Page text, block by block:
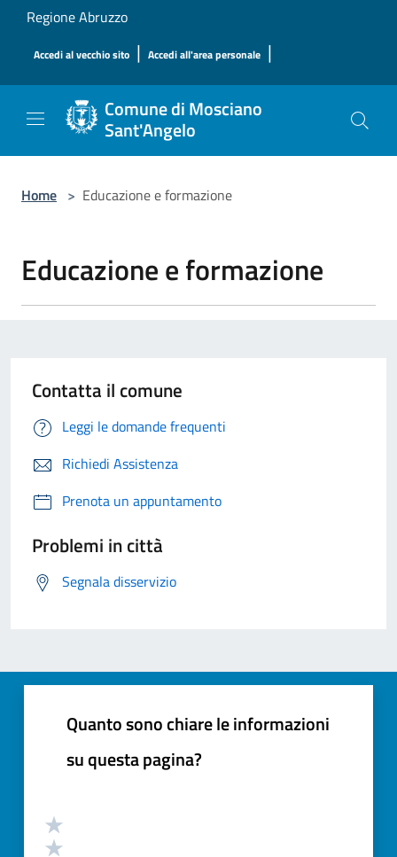
Salta al contenuto principale
Regione Abruzzo
Accedi al vecchio sito | Accedi all'area personale |
Comune di Mosciano
Sant'Angelo
Home > Educazione e formazione
Educazione e formazione
Contatta il comune
Leggi le domande frequenti
Richiedi Assistenza
Prenota un appuntamento
Problemi in città
Segnala disservizio
Quanto sono chiare le informazioni
su questa pagina?